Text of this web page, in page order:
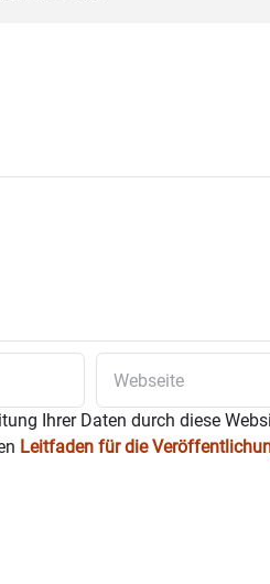
Ihrer Daten durch diese
Leitfaden für die